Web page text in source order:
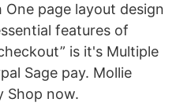
page layout design
features of
is it's Multiple
Sage pay. Mollie
Shop now.